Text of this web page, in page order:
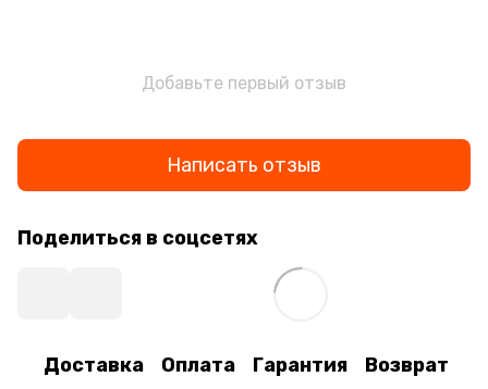
Добавьте первый отзыв
Написать отзыв
Поделиться в соцсетях
Доставка Оплата Гарантия Возврат